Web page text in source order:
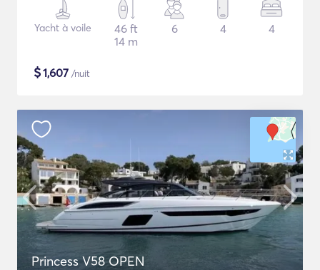
Yacht à voile
46 ft
14 m
6 4 4
$1,607 /nuit
Princess V58 OPEN